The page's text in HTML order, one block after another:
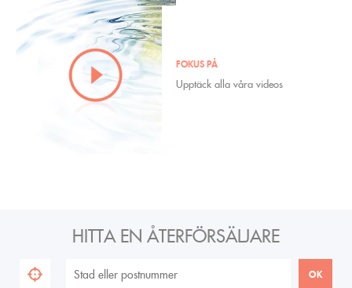
FOKUS PÅ
Upptäck alla våra videos
HITTA EN ÅTERFÖRSÄLJARE